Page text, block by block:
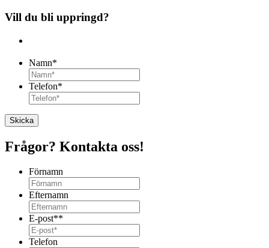
Vill du bli uppringd?
Namn*
Telefon*
Frågor? Kontakta oss!
Förnamn
Efternamn
E-post**
Telefon